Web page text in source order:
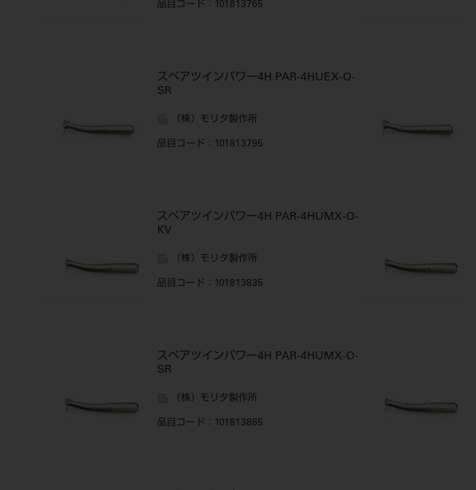
品目コード ：101813765
スペアツインパワー4H PAR-4HUEX-O-
SR
（株）モリタ製作所
品目コード ：101813795
スペアツインパワー4H PAR-4HUMX-O-
KV
（株）モリタ製作所
品目コード ：101813835
スペアツインパワー4H PAR-4HUMX-O-
SR
（株）モリタ製作所
品目コード ：101813865